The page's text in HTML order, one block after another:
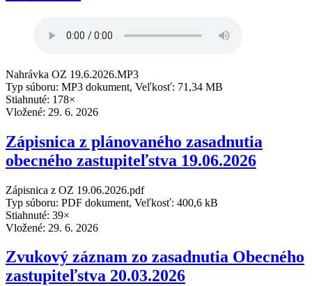
Nahrávka OZ 19.6.2026.MP3
Typ súboru: MP3 dokument, Veľkosť: 71,34 MB
Stiahnuté: 178×
Vložené: 29. 6. 2026
Zápisnica z plánovaného zasadnutia
obecného zastupiteľstva 19.06.2026
Zápisnica z OZ 19.06.2026.pdf
Typ súboru: PDF dokument, Veľkosť: 400,6 kB
Stiahnuté: 39×
Vložené: 29. 6. 2026
Zvukový záznam zo zasadnutia Obecného
zastupiteľstva 20.03.2026